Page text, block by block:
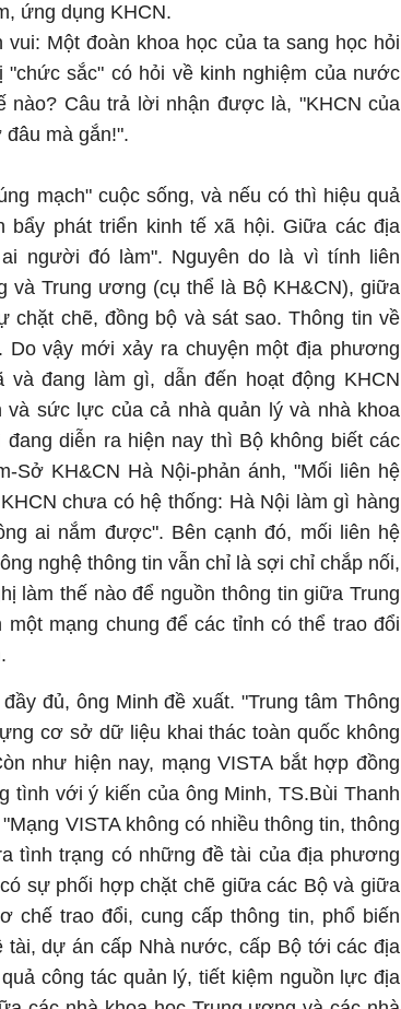
ứng dụng KHCN.
Một đoàn khoa học của ta sang học hỏi
sắc" có hỏi về kinh nghiệm của nước
nào? Câu trả lời nhận được là, "KHCN của
mà gắn!".
mạch" cuộc sống, và nếu có thì hiệu quả
bẩy phát triển kinh tế xã hội. Giữa các địa
người đó làm". Nguyên do là vì tính liên
và Trung ương (cụ thể là Bộ KH&CN), giữa
chẽ, đồng bộ và sát sao. Thông tin về
Do vậy mới xảy ra chuyện một địa phương
đang làm gì, dẫn đến hoạt động KHCN
sức lực của cả nhà quản lý và nhà khoa
diễn ra hiện nay thì Bộ không biết các
Sở KH&CN Hà Nội-phản ánh, "Mối liên hệ
chưa có hệ thống: Hà Nội làm gì hàng
ai nắm được". Bên cạnh đó, mối liên hệ
nghệ thông tin vẫn chỉ là sợi chỉ chắp nối,
làm thế nào để nguồn thông tin giữa Trung
mạng chung để các tỉnh có thể trao đổi
đủ, ông Minh đề xuất. "Trung tâm Thông
cơ sở dữ liệu khai thác toàn quốc không
như hiện nay, mạng VISTA bắt hợp đồng
tình với ý kiến của ông Minh, TS.Bùi Thanh
VISTA không có nhiều thông tin, thông
tình trạng có những đề tài của địa phương
sự phối hợp chặt chẽ giữa các Bộ và giữa
chế trao đổi, cung cấp thông tin, phổ biến
tài, dự án cấp Nhà nước, cấp Bộ tới các địa
công tác quản lý, tiết kiệm nguồn lực địa